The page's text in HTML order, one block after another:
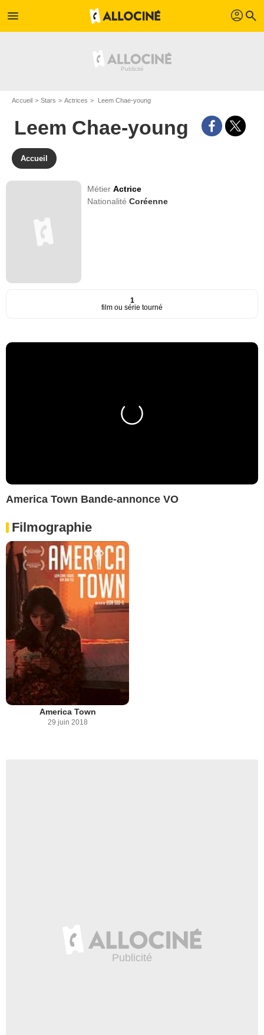
menu profil search
Accueil Stars Actrices Leem Chae-young
Leem Chae-young
Accueil
MétierActrice
NationalitéCoréenne
1
film ou série tourné
America Town Bande-annonce VO
Filmographie
America Town
29 juin 2018